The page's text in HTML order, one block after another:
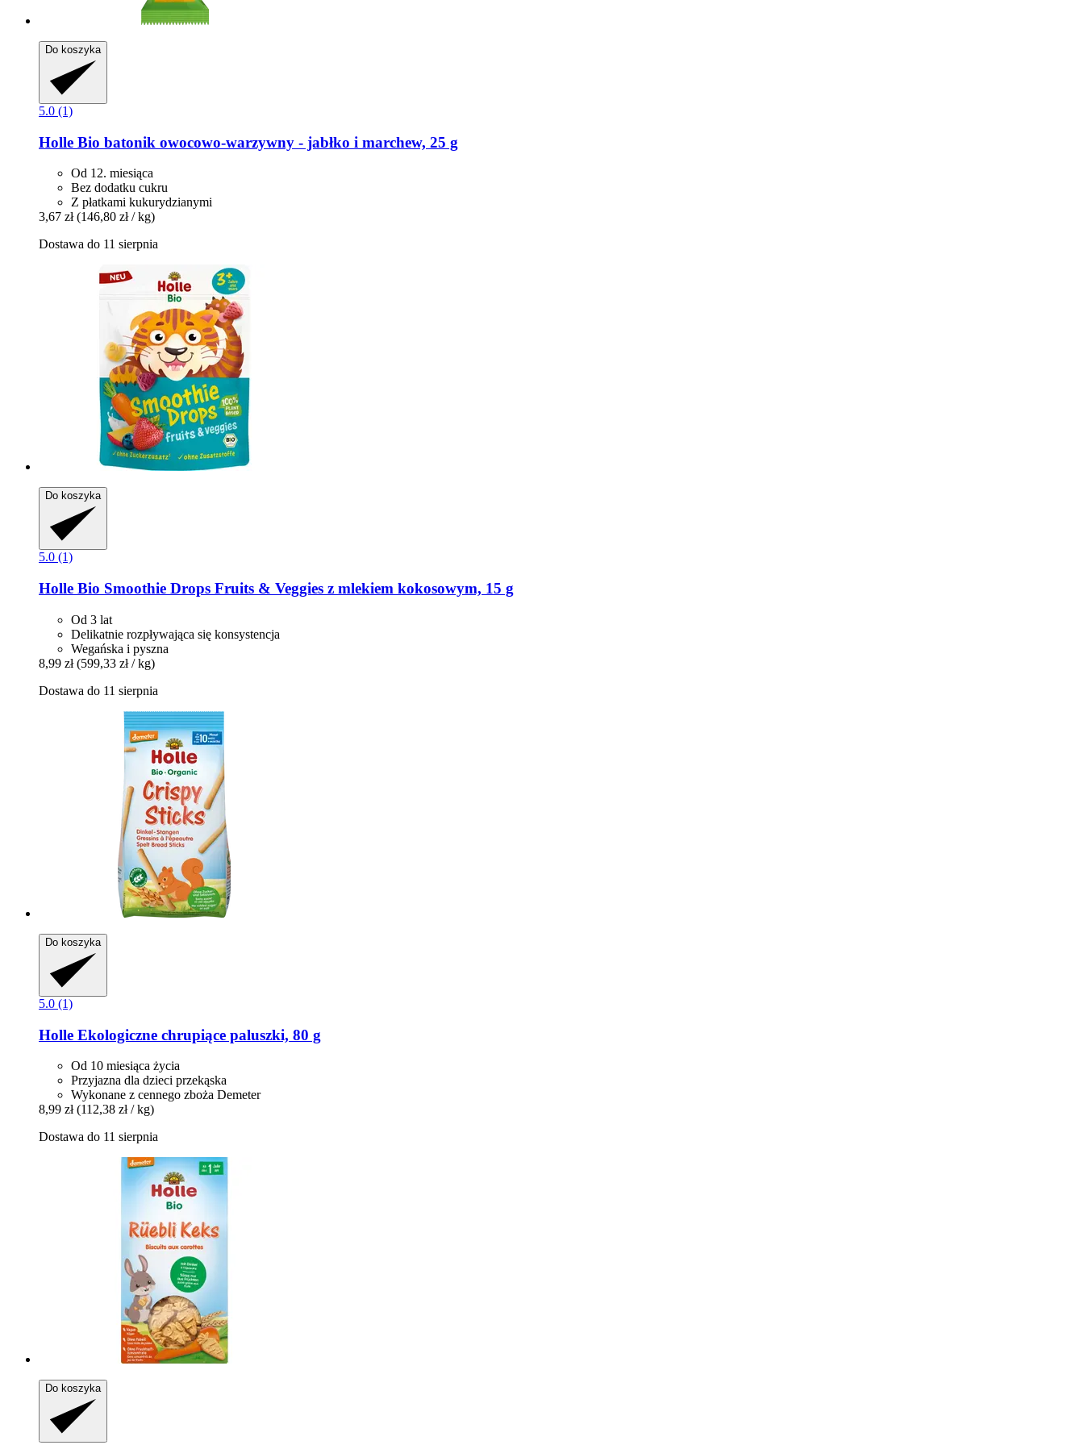
Do koszyka
5.0 (1)
Holle Bio batonik owocowo-​warzywny -​ jabłko i marchew, 25 g
Od 12. miesiąca
Bez dodatku cukru
Z płatkami kukurydzianymi
3,67 zł (146,80 zł / kg)
Dostawa do 11 sierpnia
Do koszyka
5.0 (1)
Holle Bio Smoothie Drops Fruits & Veggies z mlekiem kokosowym, 15 g
Od 3 lat
Delikatnie rozpływająca się konsystencja
Wegańska i pyszna
8,99 zł (599,33 zł / kg)
Dostawa do 11 sierpnia
Do koszyka
5.0 (1)
Holle Ekologiczne chrupiące paluszki, 80 g
Od 10 miesiąca życia
Przyjazna dla dzieci przekąska
Wykonane z cennego zboża Demeter
8,99 zł (112,38 zł / kg)
Dostawa do 11 sierpnia
Do koszyka